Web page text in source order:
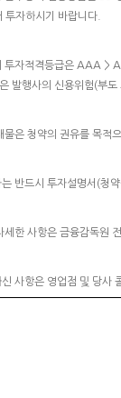
투자하시기 바랍니다.
투자적격등급은 AAA >
발행사의 신용위험(부
물은 청약의 권유를 목적
반드시 투자설명서(청
세한 사항은 금융감독원
사항은 영업점 및 당사